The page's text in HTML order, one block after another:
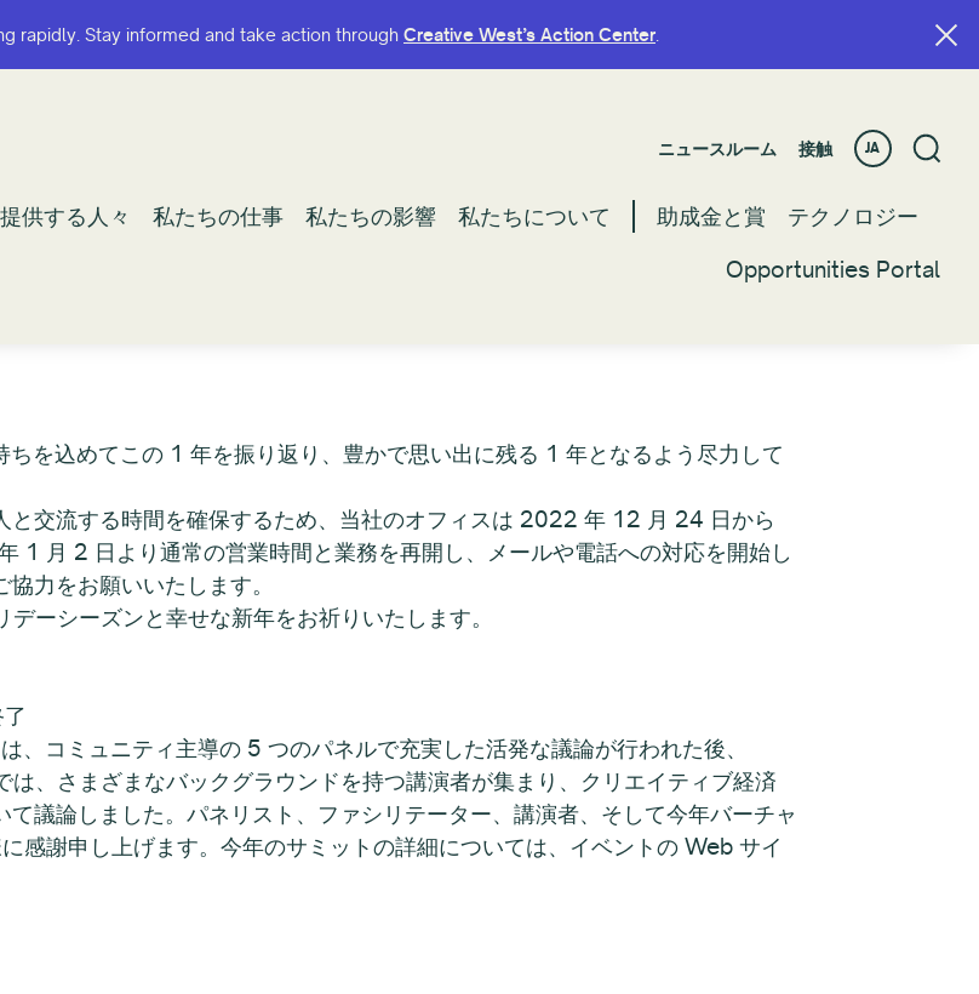
rapidly. Stay informed and take action through Creative West’s Action Center.
ニュースルーム 接触 JA
供する人々 私たちの仕事 私たちの影響 私たちについて 助成金と賞
テクノロジー
Opportunities Portal
rapidly. Stay informed and take action through Creative West’s Action Center.
ニュースルーム 接触 JA
供する人々 私たちの仕事 私たちの影響 私たちについて 助成金と賞
テクノロジー
Opportunities Portal
を込めてこの 1 年を振り返り、豊かで思い出に残る 1 年となるよう尽力して
と交流する時間を確保するため、当社のオフィスは 2022 年 12 月 24 日から
月 2 日より通常の営業時間と業務を再開し、メールや電話への対応を開始し
力をお願いいたします。
ーシーズンと幸せな新年をお祈りいたします。
コミュニティ主導の 5 つのパネルで充実した活発な議論が行われた後、
、さまざまなバックグラウンドを持つ講演者が集まり、クリエイティブ経済
議論しました。パネリスト、ファシリテーター、講演者、そして今年バーチャ
感謝申し上げます。今年のサミットの詳細については、イベントの Web サイ